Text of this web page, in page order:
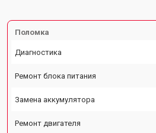
Поломка
Диагностика
Ремонт блока питания
Замена аккумулятора
Ремонт двигателя